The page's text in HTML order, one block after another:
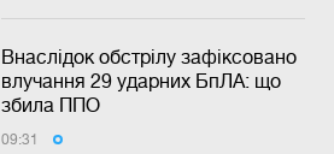
Внаслідок обстрілу зафіксовано
влучання 29 ударних БпЛА: що
збила ППО
09:31